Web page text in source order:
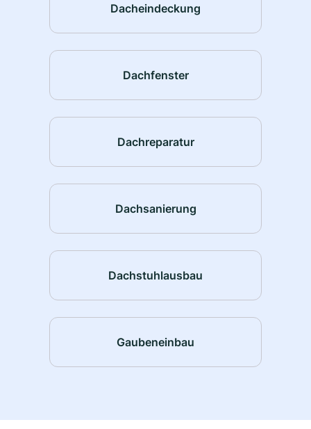
Dacheindeckung
Dachfenster
Dachreparatur
Dachsanierung
Dachstuhlausbau
Gaubeneinbau